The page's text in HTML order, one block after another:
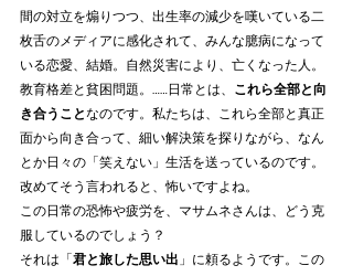
間の対立を煽りつつ、出生率の減少を嘆いている二
枚舌のメディアに感化されて、みんな臆病になって
いる恋愛、結婚。自然災害により、亡くなった人。
教育格差と貧困問題。……日常とは、 これら全部と向
き合うことなのです。私たちは、これら全部と真正
面から向き合って、細い解決策を探りながら、なん
とか日々の「笑えない」生活を送っているのです。
改めてそう言われると、怖いですよね。
この日常の恐怖や疲労を、マサムネさんは、どう克
服しているのでしょう？
それは「 君と旅した思い出 」に頼るようです。この